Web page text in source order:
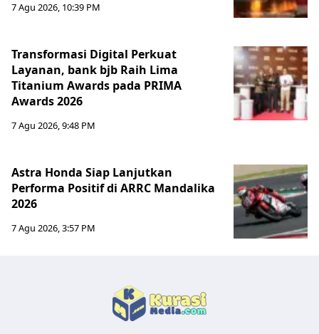
7 Agu 2026, 10:39 PM
Transformasi Digital Perkuat
Layanan, bank bjb Raih Lima
Titanium Awards pada PRIMA
Awards 2026
7 Agu 2026, 9:48 PM
Astra Honda Siap Lanjutkan
Performa Positif di ARRC Mandalika
2026
7 Agu 2026, 3:57 PM